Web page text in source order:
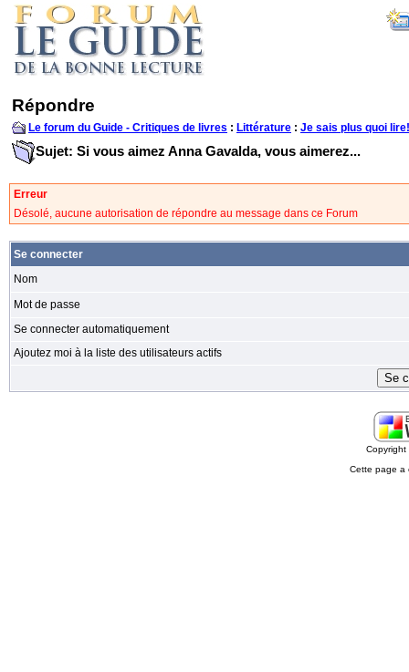
Répondre
Le forum du Guide - Critiques de livres : Littérature : Je sais plus quoi lire!
Sujet: Si vous aimez Anna Gavalda, vous aimerez...
Erreur
Désolé, aucune autorisation de répondre au message dans ce Forum
Se connecter
Nom
Mot de passe
Se connecter automatiquement
Ajoutez moi à la liste des utilisateurs actifs
Cette page a